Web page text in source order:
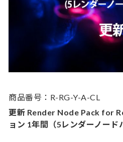
商品番号：R-RG-Y-A-CL
更新 Render Node Pack for
ョン 1年間（5レンダーノード